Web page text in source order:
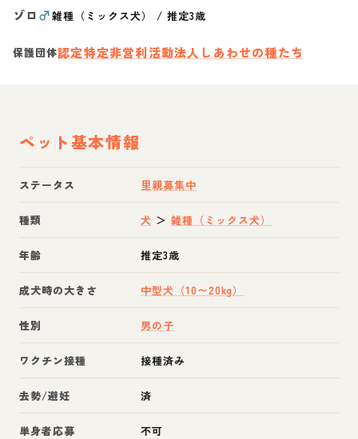
ゾロ♂雑種（ミックス犬） /推定3歳
保護団体認定特定非営利活動法人しあわせの種たち
ペット基本情報
ステータス 里親募集中
種類 犬 ＞雑種（ミックス犬）
年齢 推定3歳
成犬時の大きさ 中型犬（10〜20kg）
性別 男の子
ワクチン接種 接種済み
去勢/避妊 済
単身者応募 不可